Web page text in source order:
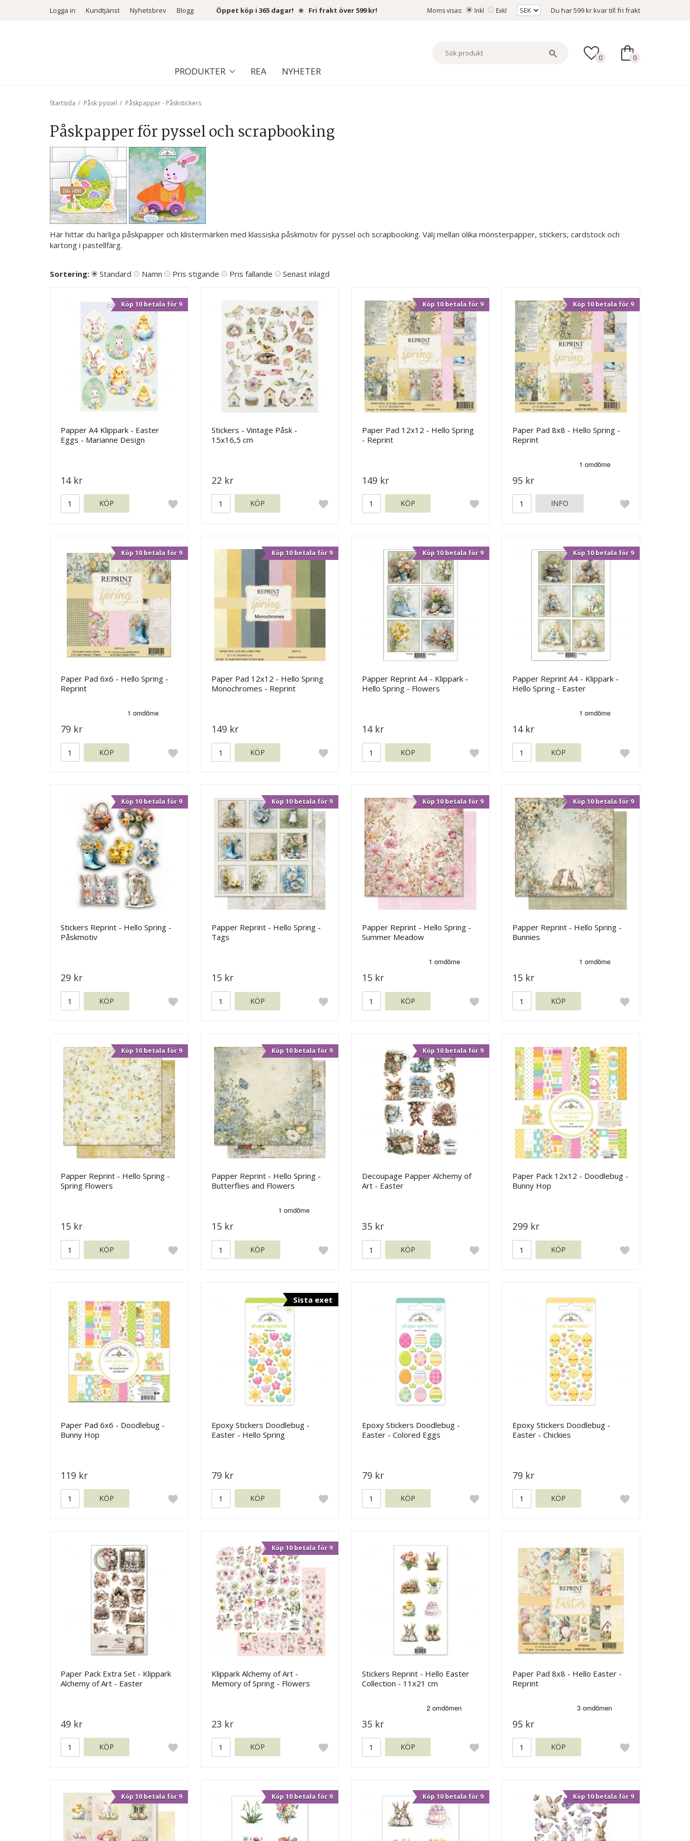
Logga in Kundtjänst Nyhetsbrev Blogg Öppet köp i 365 dagar! ❀ Fri frakt över 599 kr! Moms visas: Inkl Exkl Du har599 krkvar till fri frakt
PRODUKTER REA NYHETER
0 0
Startsida / Påsk pyssel / Påskpapper - Påskstickers
Påskpapper för pyssel och scrapbooking
Här hittar du härliga påskpapper och klistermärken med klassiska påskmotiv för pyssel och scrapbooking. Välj mellan olika mönsterpapper, stickers, cardstock och
kartong i pastellfärg.
Sortering: Standard Namn Pris stigande Pris fallande Senast inlagd
Köp 10 betala för 9
Papper A4 Klippark - Easter
Eggs - Marianne Design
14 kr
KÖP
Stickers - Vintage Påsk -
15x16,5 cm
22 kr
KÖP
Köp 10 betala för 9
Paper Pad 12x12 - Hello Spring
- Reprint
149 kr
KÖP
Köp 10 betala för 9
Paper Pad 8x8 - Hello Spring -
Reprint
95 kr
INFO
Köp 10 betala för 9
Paper Pad 6x6 - Hello Spring -
Reprint
79 kr
KÖP
Köp 10 betala för 9
Paper Pad 12x12 - Hello Spring
Monochromes - Reprint
149 kr
KÖP
Köp 10 betala för 9
Papper Reprint A4 - Klippark -
Hello Spring - Flowers
14 kr
KÖP
Köp 10 betala för 9
Papper Reprint A4 - Klippark -
Hello Spring - Easter
14 kr
KÖP
Köp 10 betala för 9
Stickers Reprint - Hello Spring -
Påskmotiv
29 kr
KÖP
Köp 10 betala för 9
Papper Reprint - Hello Spring -
Tags
15 kr
KÖP
Köp 10 betala för 9
Papper Reprint - Hello Spring -
Summer Meadow
15 kr
KÖP
Köp 10 betala för 9
Papper Reprint - Hello Spring -
Bunnies
15 kr
KÖP
Köp 10 betala för 9
Papper Reprint - Hello Spring -
Spring Flowers
15 kr
KÖP
Köp 10 betala för 9
Papper Reprint - Hello Spring -
Butterflies and Flowers
15 kr
KÖP
Köp 10 betala för 9
Decoupage Papper Alchemy of
Art - Easter
35 kr
KÖP
Paper Pack 12x12 - Doodlebug -
Bunny Hop
299 kr
KÖP
Paper Pad 6x6 - Doodlebug -
Bunny Hop
119 kr
KÖP
Sista exet
Epoxy Stickers Doodlebug -
Easter - Hello Spring
79 kr
KÖP
Epoxy Stickers Doodlebug -
Easter - Colored Eggs
79 kr
KÖP
Epoxy Stickers Doodlebug -
Easter - Chickies
79 kr
KÖP
Paper Pack Extra Set - Klippark
Alchemy of Art - Easter
49 kr
KÖP
Köp 10 betala för 9
Klippark Alchemy of Art -
Memory of Spring - Flowers
23 kr
KÖP
Stickers Reprint - Hello Easter
Collection - 11x21 cm
35 kr
KÖP
Paper Pad 8x8 - Hello Easter -
Reprint
95 kr
KÖP
Köp 10 betala för 9 Köp 10 betala för 9 Köp 10 betala för 9 Köp 10 betala för 9